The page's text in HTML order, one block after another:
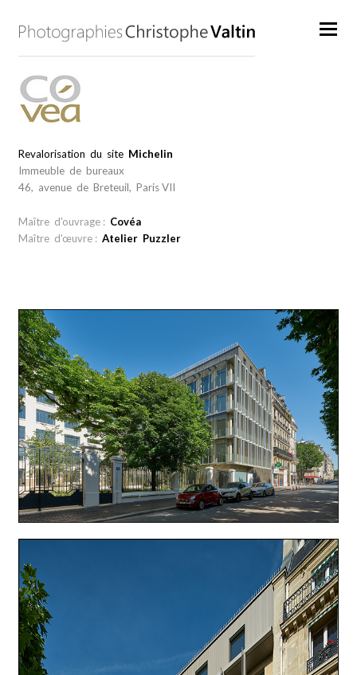
Revalorisation du site Michelin
Immeuble de bureaux
46, avenue de Breteuil, Paris VII
Maître d'ouvrage : Covéa
Maître d'œuvre : Atelier Puzzler